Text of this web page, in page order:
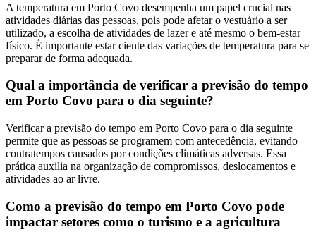
A temperatura em Porto Covo desempenha um papel crucial nas
atividades diárias das pessoas, pois pode afetar o vestuário a ser
utilizado, a escolha de atividades de lazer e até mesmo o bem-estar
físico. É importante estar ciente das variações de temperatura para se
preparar de forma adequada.
Qual a importância de verificar a previsão do tempo
em Porto Covo para o dia seguinte?
Verificar a previsão do tempo em Porto Covo para o dia seguinte
permite que as pessoas se programem com antecedência, evitando
contratempos causados por condições climáticas adversas. Essa
prática auxilia na organização de compromissos, deslocamentos e
atividades ao ar livre.
Como a previsão do tempo em Porto Covo pode
impactar setores como o turismo e a agricultura